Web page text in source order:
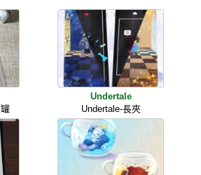
Undertale
Undertale-長夾